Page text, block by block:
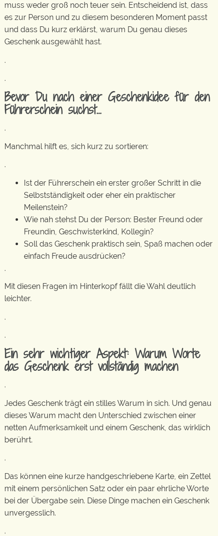
muss weder groß noch teuer sein. Entscheidend ist, dass
es zur Person und zu diesem besonderen Moment passt
und dass Du kurz erklärst, warum Du genau dieses
Geschenk ausgewählt hast.
.
.
Bevor Du nach einer Geschenkidee für den
Führerschein suchst…
.
Manchmal hilft es, sich kurz zu sortieren:
.
Ist der Führerschein ein erster großer Schritt in die
Selbstständigkeit oder eher ein praktischer
Meilenstein?
Wie nah stehst Du der Person: Bester Freund oder
Freundin, Geschwisterkind, Kollegin?
Soll das Geschenk praktisch sein, Spaß machen oder
einfach Freude ausdrücken?
.
Mit diesen Fragen im Hinterkopf fällt die Wahl deutlich
leichter.
.
.
Ein sehr wichtiger Aspekt: Warum Worte
das Geschenk erst vollständig machen
.
Jedes Geschenk trägt ein stilles Warum in sich. Und genau
dieses Warum macht den Unterschied zwischen einer
netten Aufmerksamkeit und einem Geschenk, das wirklich
berührt.
.
Das können eine kurze handgeschriebene Karte, ein Zettel
mit einem persönlichen Satz oder ein paar ehrliche Worte
bei der Übergabe sein. Diese Dinge machen ein Geschenk
unvergesslich.
.